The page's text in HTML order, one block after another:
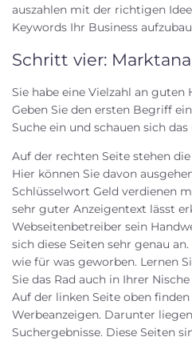
auszahlen mit der richtigen
Keywords Ihr Business
Schritt vier:
Sie habe eine Vielzahl an
Geben Sie den ersten Begriff
Suche ein und schauen sich
Auf der rechten Seite stehen
Hier können Sie davon
Schlüsselwort Geld verdienen
sehr guter Anzeigentext lässt
Webseitenbetreiber sein
sich diese Seiten sehr genau
wie für was geworben. Lernen
Sie das Rad auch in Ihrer
Auf der linken Seite oben
Werbeanzeigen. Darunter
Suchergebnisse. Diese Seiten